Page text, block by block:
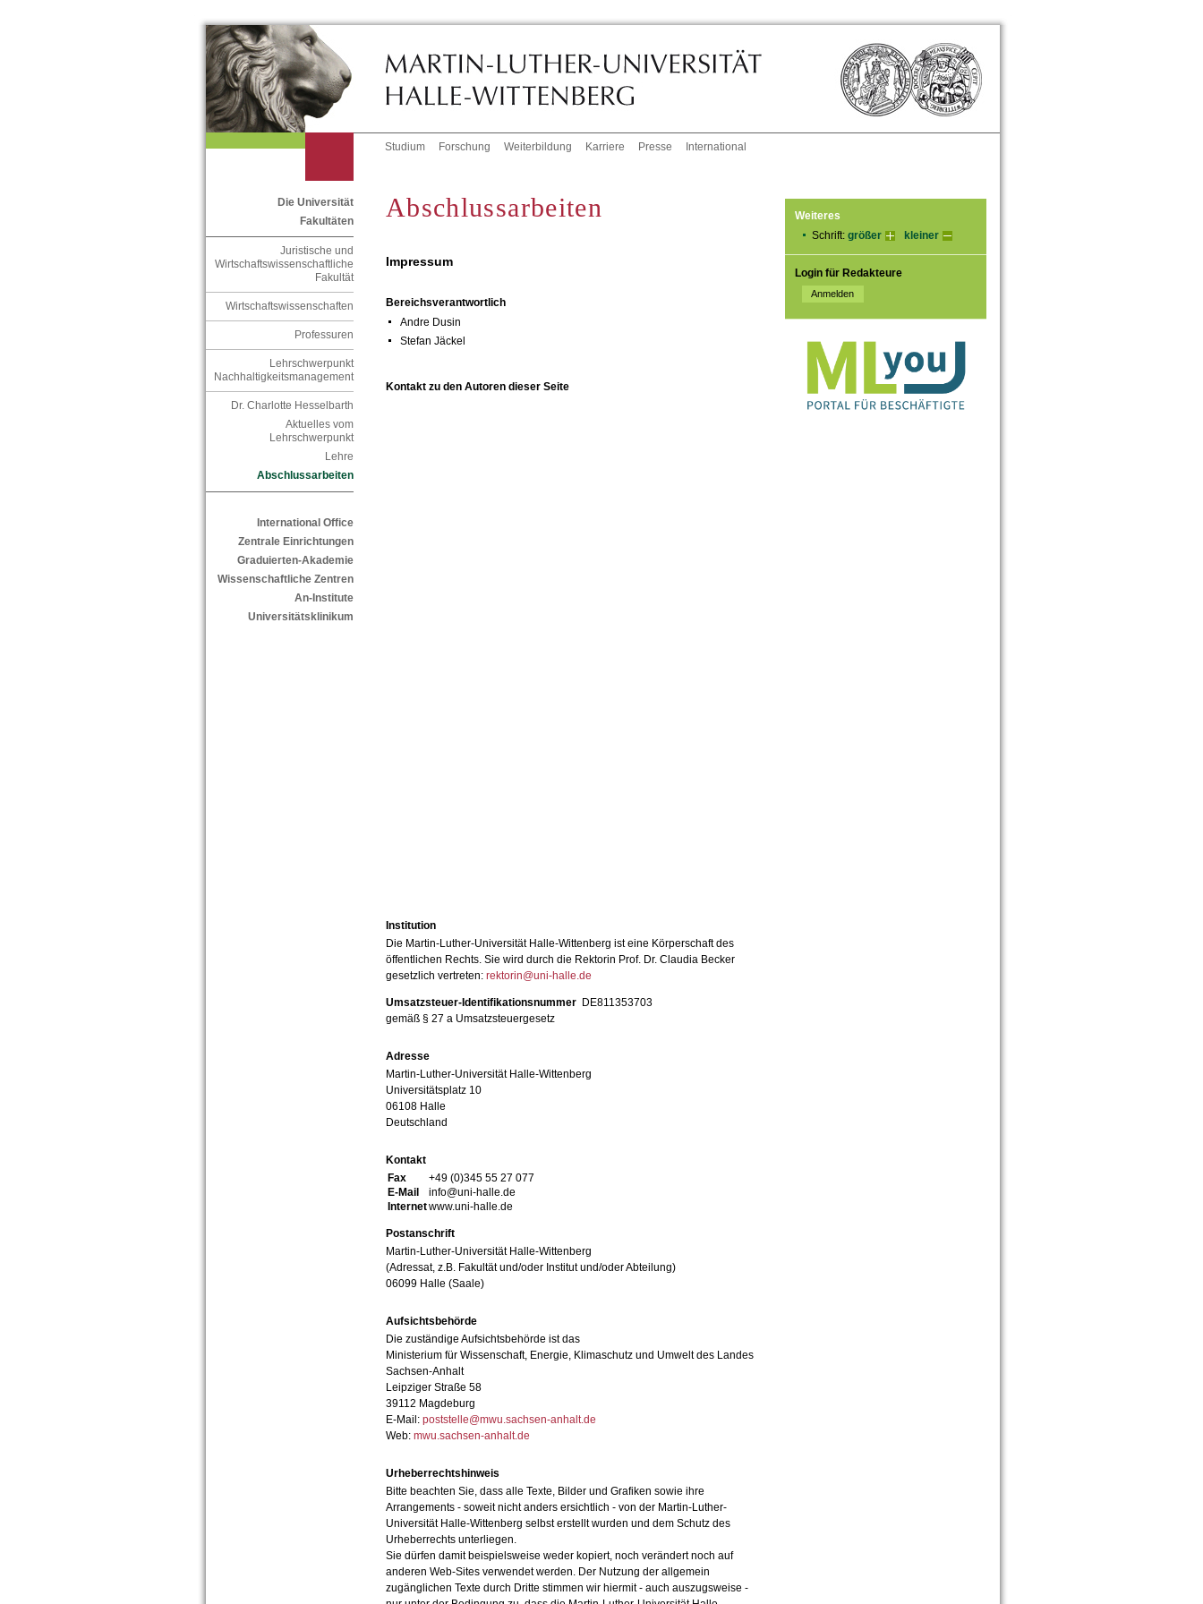
Studium Forschung Weiterbildung Karriere Presse International
Die Universität
Fakultäten
Juristische und
Wirtschaftswissenschaftliche
Fakultät
Wirtschaftswissenschaften
Professuren
Lehrschwerpunkt
Nachhaltigkeitsmanagement
Dr. Charlotte Hesselbarth
Aktuelles vom
Lehrschwerpunkt
Lehre
Abschlussarbeiten
International Office
Zentrale Einrichtungen
Graduierten-Akademie
Wissenschaftliche Zentren
An-Institute
Universitätsklinikum
Weiteres
Schrift: größer kleiner
Login für Redakteure
Abschlussarbeiten
Impressum
Bereichsverantwortlich
Andre Dusin
Stefan Jäckel
Kontakt zu den Autoren dieser Seite
Institution
Die Martin-Luther-Universität Halle-Wittenberg ist eine Körperschaft des
öffentlichen Rechts. Sie wird durch die Rektorin Prof. Dr. Claudia Becker
gesetzlich vertreten: rektorin@uni-halle.de
Umsatzsteuer-Identifikationsnummer DE811353703
gemäß § 27 a Umsatzsteuergesetz
Adresse
Martin-Luther-Universität Halle-Wittenberg
Universitätsplatz 10
06108 Halle
Deutschland
Kontakt
Fax
+49 (0)345 55 27 077
E-Mail
info@uni-halle.de
Internetwww.uni-halle.de
Postanschrift
Martin-Luther-Universität Halle-Wittenberg
(Adressat, z.B. Fakultät und/oder Institut und/oder Abteilung)
06099 Halle (Saale)
Aufsichtsbehörde
Die zuständige Aufsichtsbehörde ist das
Ministerium für Wissenschaft, Energie, Klimaschutz und Umwelt des Landes
Sachsen-Anhalt
Leipziger Straße 58
39112 Magdeburg
E-Mail: poststelle@mwu.sachsen-anhalt.de
Web: mwu.sachsen-anhalt.de
Urheberrechtshinweis
Bitte beachten Sie, dass alle Texte, Bilder und Grafiken sowie ihre
Arrangements - soweit nicht anders ersichtlich - von der Martin-Luther-
Universität Halle-Wittenberg selbst erstellt wurden und dem Schutz des
Urheberrechts unterliegen.
Sie dürfen damit beispielsweise weder kopiert, noch verändert noch auf
anderen Web-Sites verwendet werden. Der Nutzung der allgemein
zugänglichen Texte durch Dritte stimmen wir hiermit - auch auszugsweise -